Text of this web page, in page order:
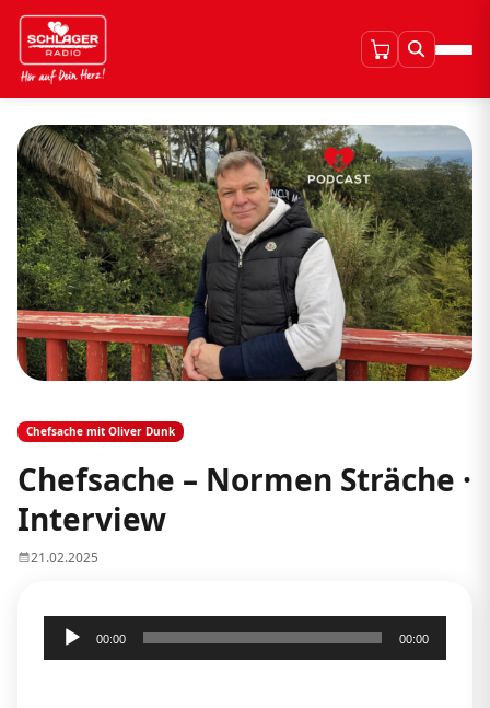
Chefsache mit Oliver Dunk
Chefsache – Normen Sträche ·
Interview
21.02.2025
Audio-
Player
00:00 00:00